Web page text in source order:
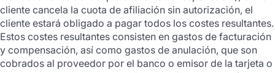
cliente cancela la cuota de afiliación sin autorización, el
cliente estará obligado a pagar todos los costes resultantes.
Estos costes resultantes consisten en gastos de facturación
y compensación, así como gastos de anulación, que son
cobrados al proveedor por el banco o emisor de la tarjeta o